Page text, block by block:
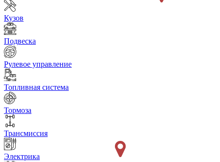
Кузов
Подвеска
Рулевое управление
Топливная система
Тормоза
Трансмиссия
Электрика